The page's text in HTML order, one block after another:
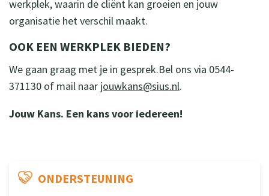
ONDERSTEUNING
werkplek, waarin de cliënt kan groeien en jouw
organisatie het verschil maakt.
OOK EEN WERKPLEK BIEDEN?
We gaan graag met je in gesprek.Bel ons via 0544-
371130 of mail naar jouwkans@sius.nl.
Jouw Kans. Een kans voor iedereen!